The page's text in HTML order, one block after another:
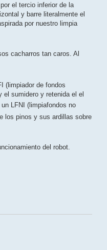
el tercio inferior de la
y barre literalmente el
por nuestro limpia
cacharros tan caros. Al
(limpiador de fondos
el sumidero y retenida el el
LFNI (limpiafondos no
los pinos y sus ardillas sobre
del robot.